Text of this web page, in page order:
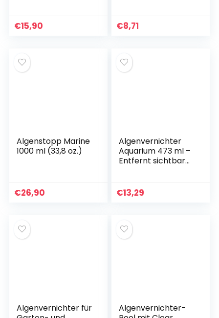
€15,90 €8,71
Algenstopp Marine
1000 ml (33,8 oz.)
€26,90
Algenvernichter
Aquarium 473 ml –
Entfernt sichtbar
Kupferfrei und
pflanzensicher –
Pflanzen – Gegen
Algenprobleme im
€13,29
Algenvernichter für
Algenvernichter-